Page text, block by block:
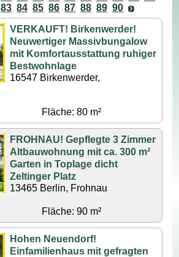
83 84 85 86 87 88 89 90
VERKAUFT! Birkenwerder!
Neuwertiger Massivbungalow
mit Komfortausstattung ruhiger
Bestwohnlage
16547 Birkenwerder,
Fläche: 80 m²
FROHNAU! Gepflegte 3 Zimmer
Altbauwohnung mit ca. 300 m²
Garten in Toplage dicht
Zeltinger Platz
13465 Berlin, Frohnau
Fläche: 90 m²
Hohen Neuendorf!
Einfamilienhaus mit gefragten